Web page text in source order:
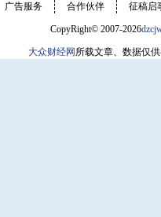
广告服务 合作伙伴 征稿启
CopyRight© 2007-2026
大众财经网 所载文章、数据仅